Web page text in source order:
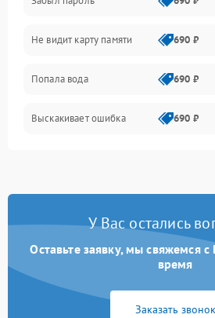
Экран (дисплей)
Связь
Разговор (микрофон, динамик)
Перегрев и нестабильная работа
Программные сбои
Не видит карту памяти 690 ₽
Попала вода 690 ₽
Выскакивает ошибка 690 ₽
У Вас остались
Оставьте заявку, мы свяжемся
время
Заказать звонок